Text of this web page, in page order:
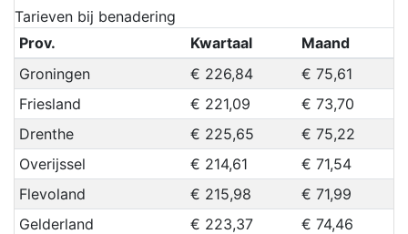
Tarieven bij benadering
Prov.
Kwartaal
Maand
Groningen
€ 226,84
€ 75,61
Friesland
€ 221,09
€ 73,70
Drenthe
€ 225,65
€ 75,22
Overijssel
€ 214,61
€ 71,54
Flevoland
€ 215,98
€ 71,99
Gelderland
€ 223,37
€ 74,46